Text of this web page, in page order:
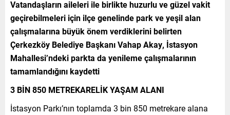
Vatandaşların aileleri ile birlikte huzurlu ve güzel vakit
geçirebilmeleri için ilçe genelinde park ve yeşil alan
çalışmalarına büyük önem verdiklerini belirten
Çerkezköy Belediye Başkanı Vahap Akay, İstasyon
Mahallesi’ndeki parkta da yenileme çalışmalarının
tamamlandığını kaydetti
3 BİN 850 METREKARELİK YAŞAM ALANI
İstasyon Parkı’nın toplamda 3 bin 850 metrekare alana